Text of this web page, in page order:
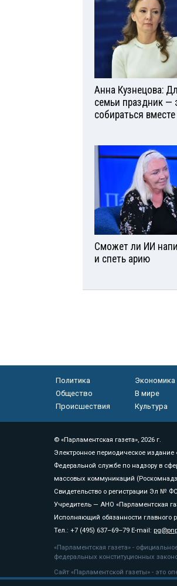
Анна Кузнецова:
семьи праздник —
собираться вместе
Сможет ли ИИ
и спеть арию
Политика
Экономика
Общество
В мире
Происшествия
Культура
© «Парламентская газета», 2026 г.
Электронное периодическое издание
Федеральной службе по надзору в
массовых коммуникаций
Свидетельство о регистрации Эл №
Учредитель — АНО «Парламентская
Исполняющий обязанности главного
Тел.: +7 (495) 637–69–79 E-mail:
«Парламентская газета» -
федеральных конституционных
Сайт «Парламентской газеты» - это
«Парламентской газеты» активная